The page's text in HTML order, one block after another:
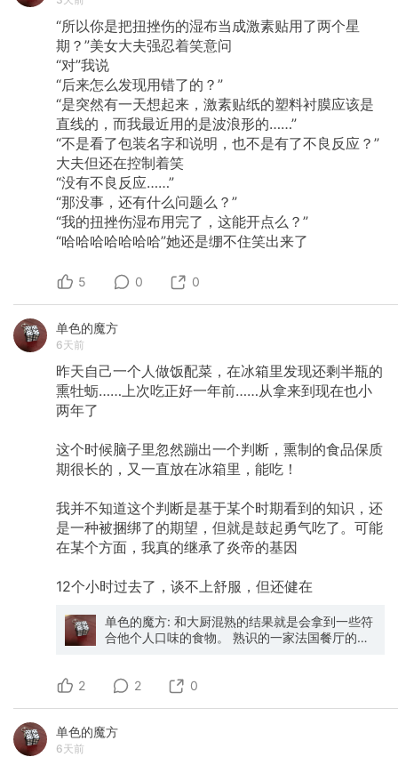
“所以你是把扭挫伤的湿布当成激素贴用了两个星
期？”美女大夫强忍着笑意问
“对”我说
“后来怎么发现用错了的？”
“是突然有一天想起来，激素贴纸的塑料衬膜应该是
直线的，而我最近用的是波浪形的……”
“不是看了包装名字和说明，也不是有了不良反应？”
大夫但还在控制着笑
“没有不良反应……”
“那没事，还有什么问题么？”
“我的扭挫伤湿布用完了，这能开点么？”
“哈哈哈哈哈哈哈”她还是绷不住笑出来了
5 0 0
单色的魔方
6天前
昨天自己一个人做饭配菜，在冰箱里发现还剩半瓶的
熏牡蛎……上次吃正好一年前……从拿来到现在也小
两年了
这个时候脑子里忽然蹦出一个判断，熏制的食品保质
期很长的，又一直放在冰箱里，能吃！
我并不知道这个判断是基于某个时期看到的知识，还
是一种被捆绑了的期望，但就是鼓起勇气吃了。可能
在某个方面，我真的继承了炎帝的基因
12个小时过去了，谈不上舒服，但还健在
单色的魔方: 和大厨混熟的结果就是会拿到一些符
合他个人口味的食物。 熟识的一家法国餐厅的老
示过去一年对他生意关照的谢意。 我和他认识10
在。 他是个有点狂热的中餐爱好者，这也是我能
2 2 0
单色的魔方
6天前